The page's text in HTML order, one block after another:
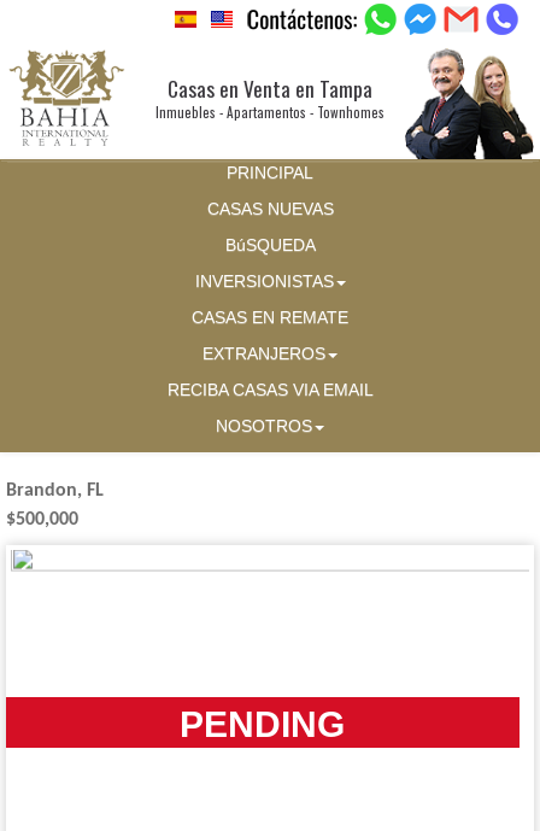
Casas en Venta en Tampa
Inmuebles - Apartamentos - Townhomes
PRINCIPAL
CASAS NUEVAS
BúSQUEDA
INVERSIONISTAS
CASAS EN REMATE
EXTRANJEROS
RECIBA CASAS VIA EMAIL
NOSOTROS
Brandon, FL
$500,000
PENDING